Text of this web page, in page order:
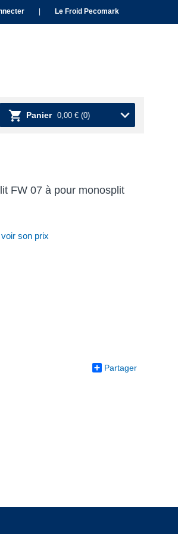
Le Froid Pecomark
Panier 0,00 € (0)
FW 07 à pour monosplit
son prix
Partager